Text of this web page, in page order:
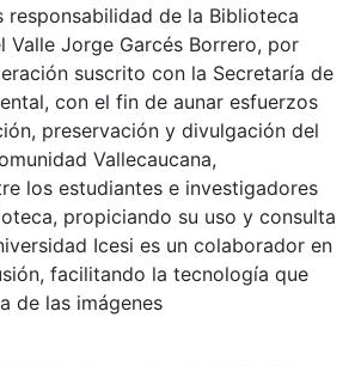
responsabilidad de la Biblioteca
Valle Jorge Garcés Borrero, por
suscrito con la Secretaría de
con el fin de aunar esfuerzos
preservación y divulgación del
Vallecaucana,
los estudiantes e investigadores
propiciando su uso y consulta
Icesi es un colaborador en
facilitando la tecnología que
de las imágenes